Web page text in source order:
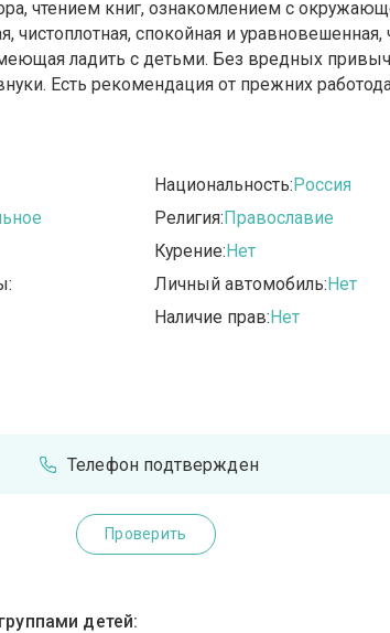
чтением книг, ознакомлением с
чистоплотная, спокойная и уравновешенная,
ладить с детьми. Без вредных
Есть рекомендация от прежних
Национальность:Россия
Религия:Православие
Курение:Нет
Личный автомобиль:Нет
Наличие прав:Нет
Телефон подтвержден
Проверить
детей: